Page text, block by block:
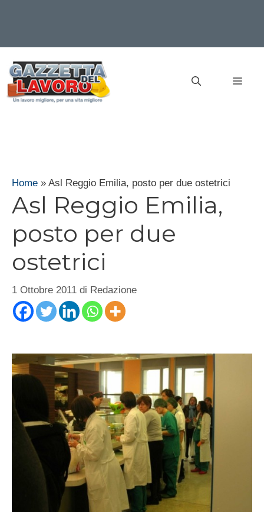
contenuto
Home » Asl Reggio Emilia, posto per due ostetrici
Asl Reggio Emilia,
posto per due
ostetrici
1 Ottobre 2011 di Redazione